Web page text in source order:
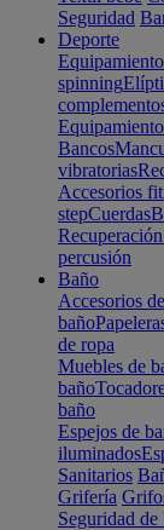
Seguridad
Deporte
spinning
Bancos
vibratorias
Accesorios
stepCuerdas
percusión
Baño
Accesorios
baño
de ropa
Muebles de
baño
baño
Espejos de
iluminados
Sanitarios
Grifería
Seguridad de